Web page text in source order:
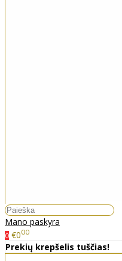
Mano paskyra
0 €000
Prekių krepšelis tuščias!